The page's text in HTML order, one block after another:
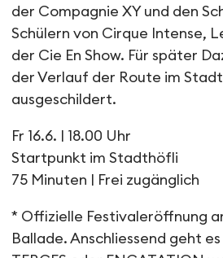
der Compagnie XY und den
Schülern von Cirque Intense,
der Cie En Show. Für später
der Verlauf der Route im
ausgeschildert.
Fr 16.6. | 18.00 Uhr
Startpunkt im Stadthöfli
75 Minuten | Frei zugänglich
* Offizielle Festivaleröffnung
Ballade. Anschliessend geht